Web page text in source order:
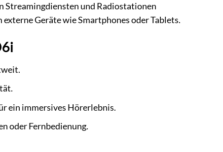
Streamingdiensten und Radiostationen
Geräte wie Smartphones oder Tablets.
ein immersives Hörerlebnis.
oder Fernbedienung.